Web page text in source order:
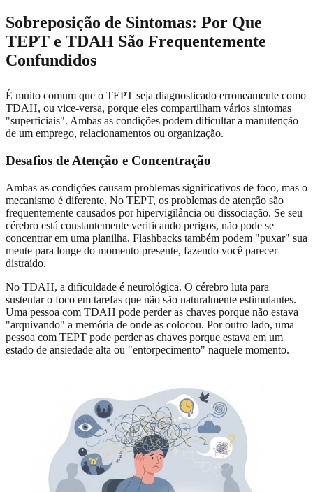
Sobreposição de Sintomas: Por Que
TEPT e TDAH São Frequentemente
Confundidos
É muito comum que o TEPT seja diagnosticado erroneamente como
TDAH, ou vice-versa, porque eles compartilham vários sintomas
"superficiais". Ambas as condições podem dificultar a manutenção
de um emprego, relacionamentos ou organização.
Desafios de Atenção e Concentração
Ambas as condições causam problemas significativos de foco, mas o
mecanismo é diferente. No TEPT, os problemas de atenção são
frequentemente causados por hipervigilância ou dissociação. Se seu
cérebro está constantemente verificando perigos, não pode se
concentrar em uma planilha. Flashbacks também podem "puxar" sua
mente para longe do momento presente, fazendo você parecer
distraído.
No TDAH, a dificuldade é neurológica. O cérebro luta para
sustentar o foco em tarefas que não são naturalmente estimulantes.
Uma pessoa com TDAH pode perder as chaves porque não estava
"arquivando" a memória de onde as colocou. Por outro lado, uma
pessoa com TEPT pode perder as chaves porque estava em um
estado de ansiedade alta ou "entorpecimento" naquele momento.